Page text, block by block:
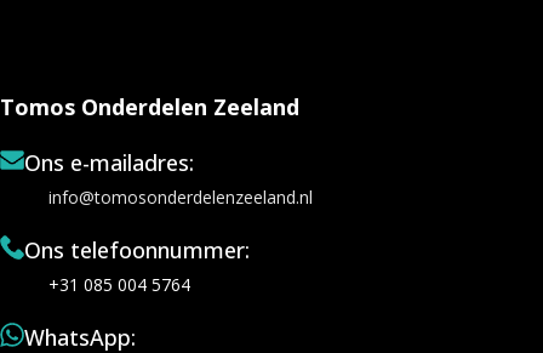
Tomos Onderdelen Zeeland
Ons e-mailadres:
info@tomosonderdelenzeeland.nl
Ons telefoonnummer:
+31 085 004 5764
WhatsApp: